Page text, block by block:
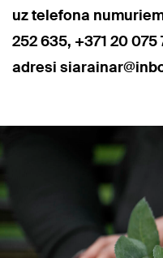
uz telefona
252 635, +371 20
adresi